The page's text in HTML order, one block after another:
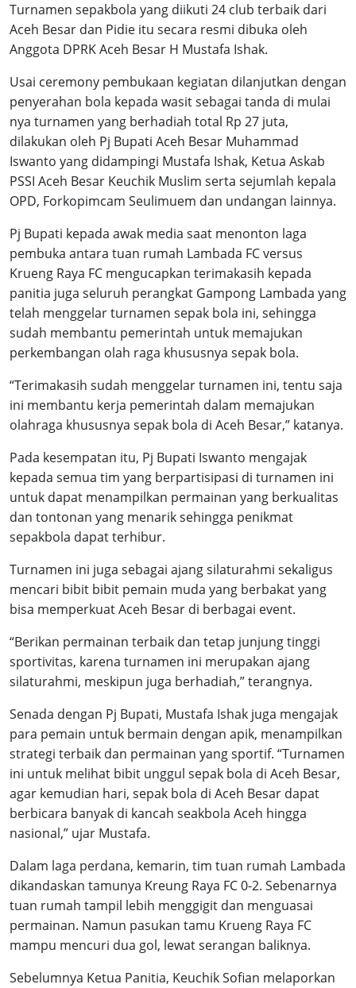
Turnamen sepakbola yang diikuti 24 club terbaik dari
Aceh Besar dan Pidie itu secara resmi dibuka oleh
Anggota DPRK Aceh Besar H Mustafa Ishak.
Usai ceremony pembukaan kegiatan dilanjutkan dengan
penyerahan bola kepada wasit sebagai tanda di mulai
nya turnamen yang berhadiah total Rp 27 juta,
dilakukan oleh Pj Bupati Aceh Besar Muhammad
Iswanto yang didampingi Mustafa Ishak, Ketua Askab
PSSI Aceh Besar Keuchik Muslim serta sejumlah kepala
OPD, Forkopimcam Seulimuem dan undangan lainnya.
Pj Bupati kepada awak media saat menonton laga
pembuka antara tuan rumah Lambada FC versus
Krueng Raya FC mengucapkan terimakasih kepada
panitia juga seluruh perangkat Gampong Lambada yang
telah menggelar turnamen sepak bola ini, sehingga
sudah membantu pemerintah untuk memajukan
perkembangan olah raga khususnya sepak bola.
“Terimakasih sudah menggelar turnamen ini, tentu saja
ini membantu kerja pemerintah dalam memajukan
olahraga khususnya sepak bola di Aceh Besar,” katanya.
Pada kesempatan itu, Pj Bupati Iswanto mengajak
kepada semua tim yang berpartisipasi di turnamen ini
untuk dapat menampilkan permainan yang berkualitas
dan tontonan yang menarik sehingga penikmat
sepakbola dapat terhibur.
Turnamen ini juga sebagai ajang silaturahmi sekaligus
mencari bibit bibit pemain muda yang berbakat yang
bisa memperkuat Aceh Besar di berbagai event.
“Berikan permainan terbaik dan tetap junjung tinggi
sportivitas, karena turnamen ini merupakan ajang
silaturahmi, meskipun juga berhadiah,” terangnya.
Senada dengan Pj Bupati, Mustafa Ishak juga mengajak
para pemain untuk bermain dengan apik, menampilkan
strategi terbaik dan permainan yang sportif. “Turnamen
ini untuk melihat bibit unggul sepak bola di Aceh Besar,
agar kemudian hari, sepak bola di Aceh Besar dapat
berbicara banyak di kancah seakbola Aceh hingga
nasional,” ujar Mustafa.
Dalam laga perdana, kemarin, tim tuan rumah Lambada
dikandaskan tamunya Kreung Raya FC 0-2. Sebenarnya
tuan rumah tampil lebih menggigit dan menguasai
permainan. Namun pasukan tamu Krueng Raya FC
mampu mencuri dua gol, lewat serangan baliknya.
Sebelumnya Ketua Panitia, Keuchik Sofian melaporkan